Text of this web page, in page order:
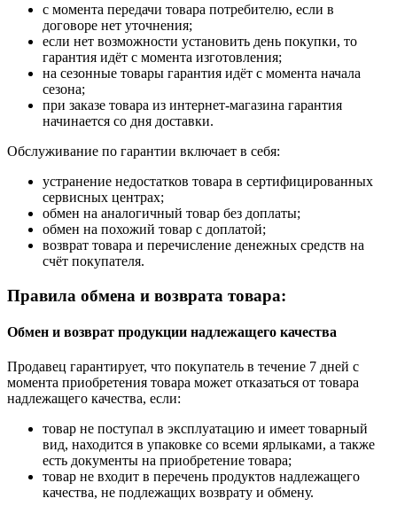
с момента передачи товара потребителю, если в
договоре нет уточнения;
если нет возможности установить день покупки, то
гарантия идёт с момента изготовления;
на сезонные товары гарантия идёт с момента начала
сезона;
при заказе товара из интернет-магазина гарантия
начинается со дня доставки.
Обслуживание по гарантии включает в себя:
устранение недостатков товара в сертифицированных
сервисных центрах;
обмен на аналогичный товар без доплаты;
обмен на похожий товар с доплатой;
возврат товара и перечисление денежных средств на
счёт покупателя.
Правила обмена и возврата товара:
Обмен и возврат продукции надлежащего качества
Продавец гарантирует, что покупатель в течение 7 дней с
момента приобретения товара может отказаться от товара
надлежащего качества, если:
товар не поступал в эксплуатацию и имеет товарный
вид, находится в упаковке со всеми ярлыками, а также
есть документы на приобретение товара;
товар не входит в перечень продуктов надлежащего
качества, не подлежащих возврату и обмену.